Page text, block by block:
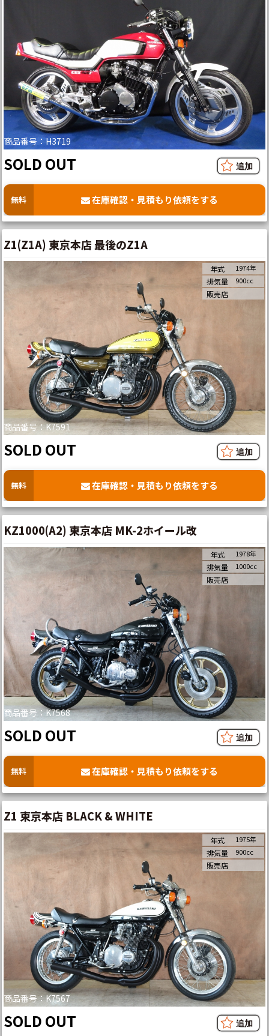
商品番号：H3719
SOLD OUT
無料 在庫確認・見積もり依頼をする
Z1(Z1A) 東京本店 最後のZ1A
商品番号：K7591
年式 1974年
排気量 900cc
販売店
SOLD OUT
無料 在庫確認・見積もり依頼をする
KZ1000(A2) 東京本店 MK-2ホイール改
商品番号：K7568
年式 1978年
排気量 1000cc
販売店
SOLD OUT
無料 在庫確認・見積もり依頼をする
Z1 東京本店 BLACK & WHITE
商品番号：K7567
年式 1975年
排気量 900cc
販売店
SOLD OUT